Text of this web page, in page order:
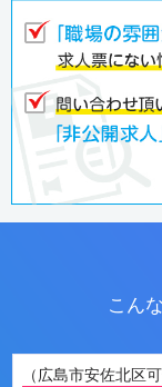
こん
（広島市安佐北区